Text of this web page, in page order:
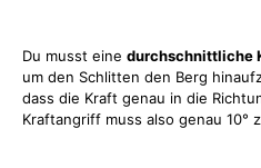
Du musst eine durchschnittliche
um den Schlitten den Berg
dass die Kraft genau in die
Kraftangriff muss also genau 10°